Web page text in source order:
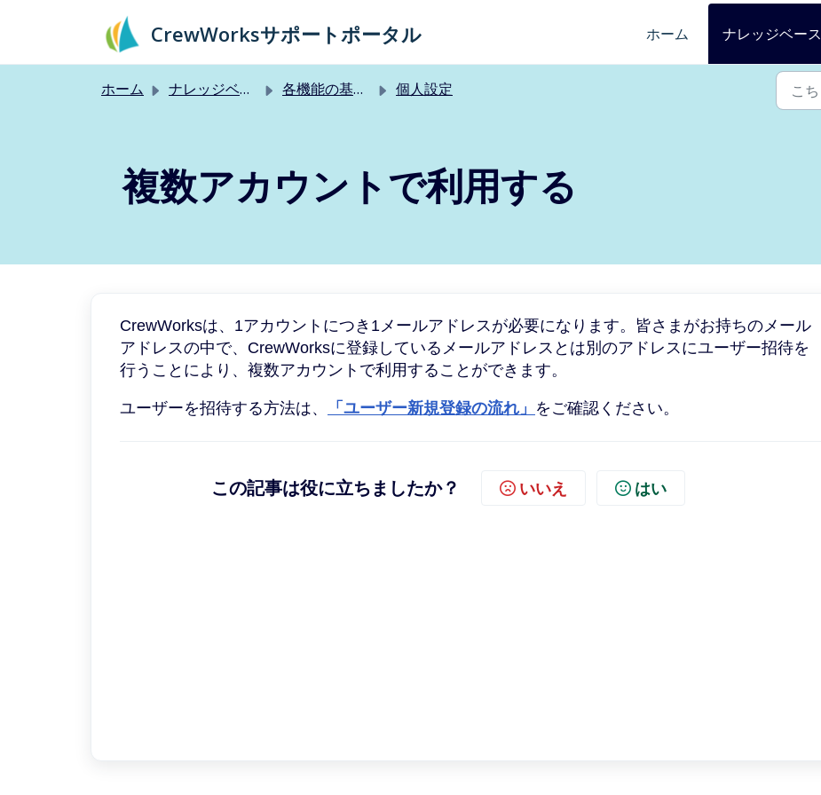
CrewWorksサポートポータル ホーム ナレッジベース
ホーム ナレッジベース 各機能の基本的な使い方 個人設定
複数アカウントで利用する
CrewWorksは、1アカウントにつき1メールアドレスが必要になります。皆さまがお持ちのメール
アドレスの中で、CrewWorksに登録しているメールアドレスとは別のアドレスにユーザー招待を
行うことにより、複数アカウントで利用することができます。
ユーザーを招待する方法は、 「ユーザー新規登録の流れ」 をご確認ください。
この記事は役に立ちましたか？ いいえ はい